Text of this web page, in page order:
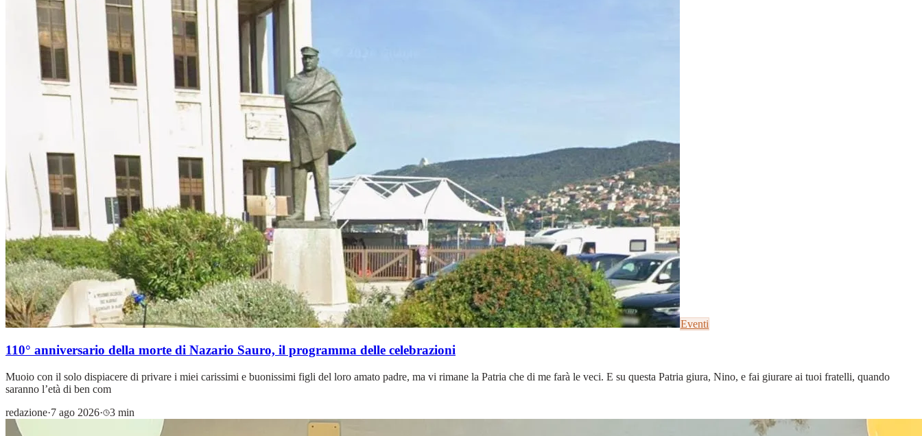
Eventi
110° anniversario della morte di Nazario Sauro, il programma delle celebrazioni
Muoio con il solo dispiacere di privare i miei carissimi e buonissimi figli del loro amato padre, ma vi rimane la Patria che di me farà le veci. E su questa Patria giura, Nino, e fai giurare ai tuoi fratelli, quando
saranno l’età di ben com
redazione·7 ago 2026· 3 min